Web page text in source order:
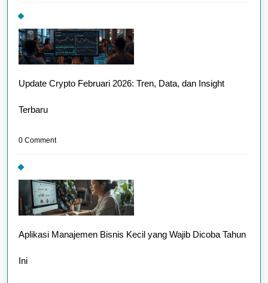
Update Crypto Februari 2026: Tren, Data, dan Insight
Terbaru
0 Comment
Aplikasi Manajemen Bisnis Kecil yang Wajib Dicoba Tahun
Ini